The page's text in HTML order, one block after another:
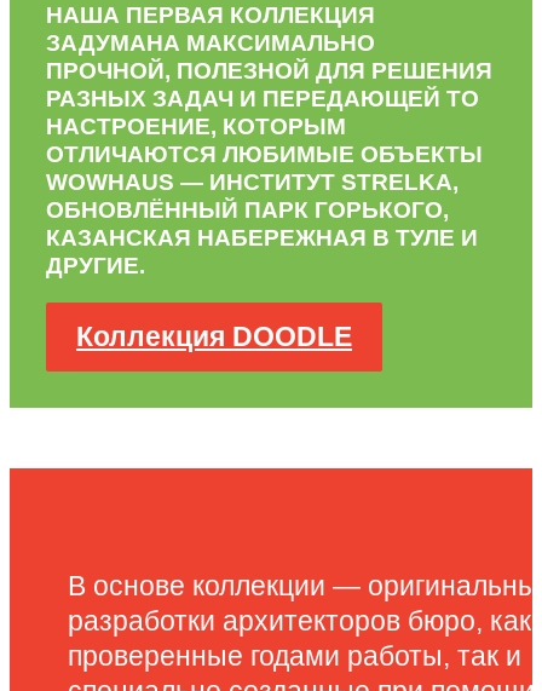
НАША ПЕРВАЯ КОЛЛЕКЦИЯ
ЗАДУМАНА МАКСИМАЛЬНО
ПРОЧНОЙ, ПОЛЕЗНОЙ ДЛЯ РЕШЕНИЯ
РАЗНЫХ ЗАДАЧ И ПЕРЕДАЮЩЕЙ ТО
НАСТРОЕНИЕ, КОТОРЫМ
ОТЛИЧАЮТСЯ ЛЮБИМЫЕ ОБЪЕКТЫ
WOWHAUS — ИНСТИТУТ STRELKA,
ОБНОВЛЁННЫЙ ПАРК ГОРЬКОГО,
КАЗАНСКАЯ НАБЕРЕЖНАЯ В ТУЛЕ И
ДРУГИЕ.
Коллекция DOODLE
В основе коллекции —
разработки архитекторов бюро, как
проверенные годами работы, так и